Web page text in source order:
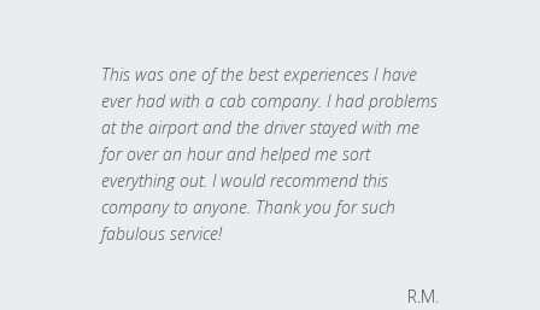
This was one of the best experiences I have
ever had with a cab company. I had problems
at the airport and the driver stayed with me
for over an hour and helped me sort
everything out. I would recommend this
company to anyone. Thank you for such
fabulous service!
R.M.